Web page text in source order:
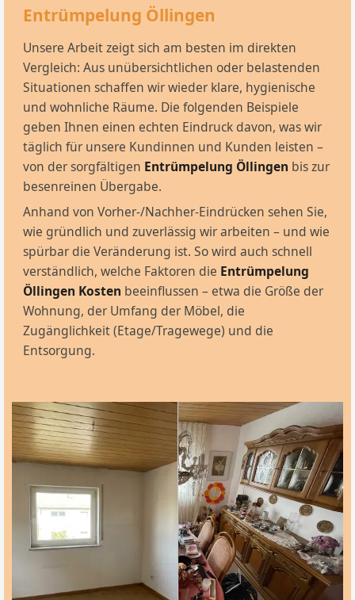
Entrümpelung Öllingen
Unsere Arbeit zeigt sich am besten im direkten
Vergleich: Aus unübersichtlichen oder belastenden
Situationen schaffen wir wieder klare, hygienische
und wohnliche Räume. Die folgenden Beispiele
geben Ihnen einen echten Eindruck davon, was wir
täglich für unsere Kundinnen und Kunden leisten –
von der sorgfältigen Entrümpelung Öllingen bis zur
besenreinen Übergabe.
Anhand von Vorher-/Nachher-Eindrücken sehen Sie,
wie gründlich und zuverlässig wir arbeiten – und wie
spürbar die Veränderung ist. So wird auch schnell
verständlich, welche Faktoren die Entrümpelung
Öllingen Kosten beeinflussen – etwa die Größe der
Wohnung, der Umfang der Möbel, die
Zugänglichkeit (Etage/Tragewege) und die
Entsorgung.